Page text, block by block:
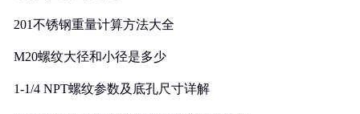
201不锈钢重量计算方法大全
M20螺纹大径和小径是多少
1-1/4 NPT螺纹参数及底孔尺寸详解